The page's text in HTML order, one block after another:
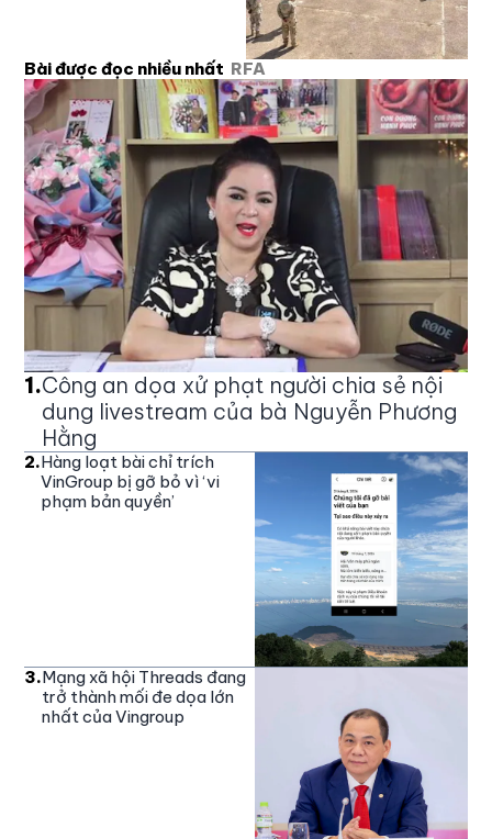
Bài được đọc nhiều nhất RFA
1.Công an dọa xử phạt người chia sẻ nội
dung livestream của bà Nguyễn Phương
Hằng
2.Hàng loạt bài chỉ trích
VinGroup bị gỡ bỏ vì ‘vi
phạm bản quyền’
3.Mạng xã hội Threads đang
trở thành mối đe dọa lớn
nhất của Vingroup